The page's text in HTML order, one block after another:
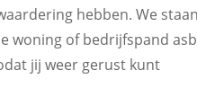
hebben. We
woning of bedrijfspand
jij weer gerust kunt